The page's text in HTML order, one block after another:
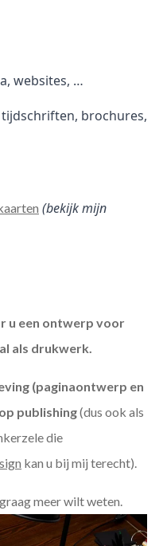
websites, …
brochures,
(bekijk mijn
u een ontwerp voor
als drukwerk.
(paginaontwerp en
publishing(dus ook als
die
kan u bij mij terecht).
meer wilt weten.